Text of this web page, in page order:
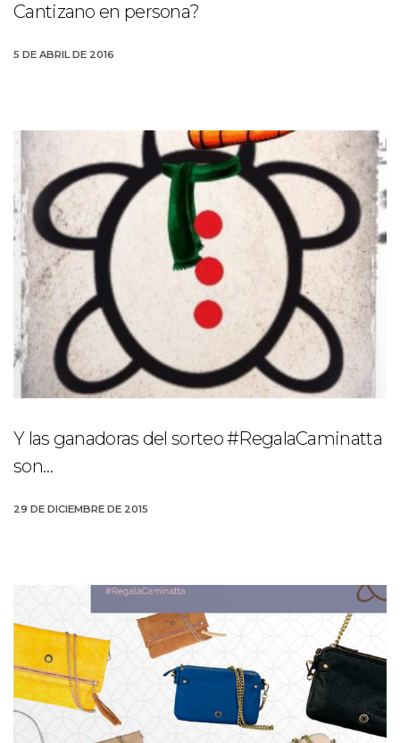
Cantizano en persona?
5 DE ABRIL DE 2016
Y las ganadoras del sorteo #RegalaCaminatta
son…
29 DE DICIEMBRE DE 2015